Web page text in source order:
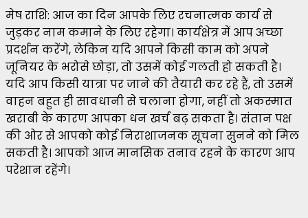
मेष राशि: आज का दिन आपके लिए रचनात्मक कार्य से
जुड़कर नाम कमाने के लिए रहेगा। कार्यक्षेत्र में आप अच्छा
प्रदर्शन करेंगे, लेकिन यदि आपने किसी काम को अपने
जूनियर के भरोसे छोड़ा, तो उसमें कोई गलती हो सकती है।
यदि आप किसी यात्रा पर जाने की तैयारी कर रहे हैं, तो उसमें
वाहन बहुत ही सावधानी से चलाना होगा, नहीं तो अकस्मात
खराबी के कारण आपका धन खर्च बढ़ सकता है। संतान पक्ष
की ओर से आपको कोई निराशाजनक सूचना सुनने को मिल
सकती है। आपको आज मानसिक तनाव रहने के कारण आप
परेशान रहेंगे।